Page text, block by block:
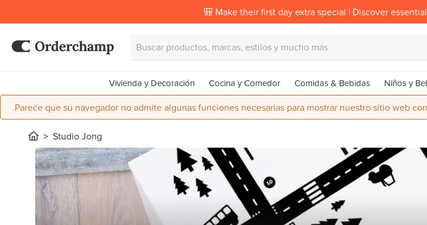
🎒 Make their first day extra special | Discover
Vivienda y Decoración Cocina y Comedor Comidas & Bebidas Niños y
Parece que su navegador no admite algunas funciones necesarias para mostrar nuestro sitio web
Studio Jong